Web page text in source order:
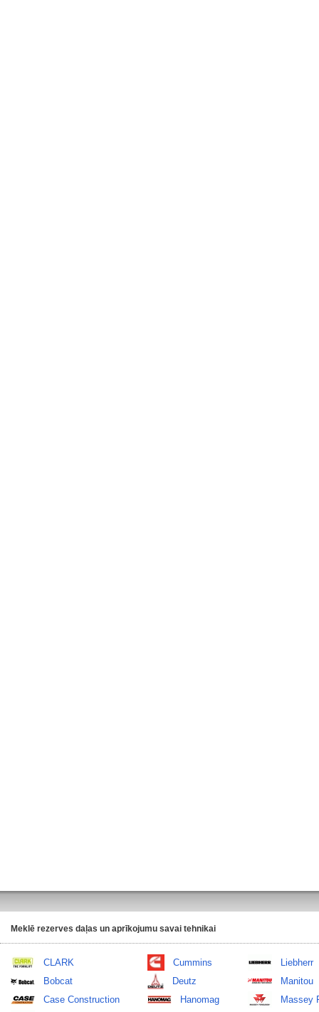
Meklē rezerves daļas un aprīkojumu savai tehnikai
CLARK
Bobcat
Case Construction
Cummins
Deutz
Hanomag
Liebherr
Manitou
Massey